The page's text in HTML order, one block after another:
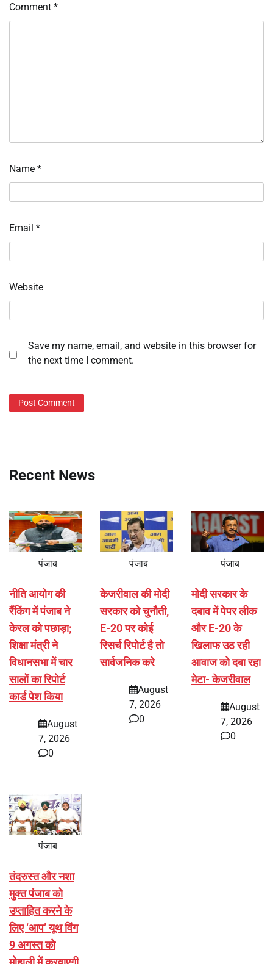
Comment *
Name *
Email *
Website
Save my name, email, and website in this browser for
the next time I comment.
Recent News
पंजाब
नीति आयोग की
रैंकिंग में पंजाब ने
केरल को पछाड़ा;
शिक्षा मंत्री ने
विधानसभा में चार
सालों का रिपोर्ट
कार्ड पेश किया
August
7, 2026
0
पंजाब
केजरीवाल की मोदी
सरकार को चुनौती,
E-20 पर कोई
रिसर्च रिपोर्ट है तो
सार्वजनिक करे
August
7, 2026
0
पंजाब
मोदी सरकार के
दबाव में पेपर लीक
और E-20 के
खिलाफ उठ रही
आवाज को दबा रहा
मेटा- केजरीवाल
August
7, 2026
0
पंजाब
तंदरुस्त और नशा
मुक्त पंजाब को
उप्ताहित करने के
लिए ‘आप’ यूथ विंग
9 अगस्त को